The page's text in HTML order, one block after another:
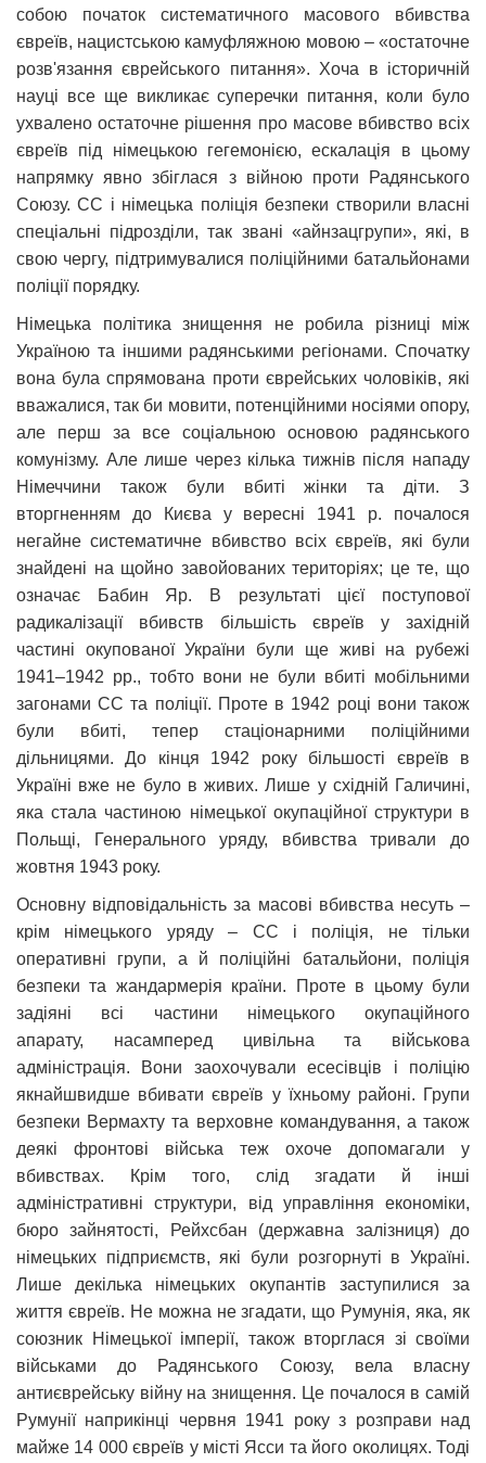
собою початок систематичного масового вбивства
євреїв, нацистською камуфляжною мовою – «остаточне
розв'язання єврейського питання». Хоча в історичній
науці все ще викликає суперечки питання, коли було
ухвалено остаточне рішення про масове вбивство всіх
євреїв під німецькою гегемонією, ескалація в цьому
напрямку явно збіглася з війною проти Радянського
Союзу. СС і німецька поліція безпеки створили власні
спеціальні підрозділи, так звані «айнзацгрупи», які, в
свою чергу, підтримувалися поліційними батальйонами
поліції порядку.
Німецька політика знищення не робила різниці між
Україною та іншими радянськими регіонами. Спочатку
вона була спрямована проти єврейських чоловіків, які
вважалися, так би мовити, потенційними носіями опору,
але перш за все соціальною основою радянського
комунізму. Але лише через кілька тижнів після нападу
Німеччини також були вбиті жінки та діти. З
вторгненням до Києва у вересні 1941 р. почалося
негайне систематичне вбивство всіх євреїв, які були
знайдені на щойно завойованих територіях; це те, що
означає Бабин Яр. В результаті цієї поступової
радикалізації вбивств більшість євреїв у західній
частині окупованої України були ще живі на рубежі
1941–1942 рр., тобто вони не були вбиті мобільними
загонами СС та поліції. Проте в 1942 році вони також
були вбиті, тепер стаціонарними поліційними
дільницями. До кінця 1942 року більшості євреїв в
Україні вже не було в живих. Лише у східній Галичині,
яка стала частиною німецької окупаційної структури в
Польщі, Генерального уряду, вбивства тривали до
жовтня 1943 року.
Основну відповідальність за масові вбивства несуть –
крім німецького уряду – СС і поліція, не тільки
оперативні групи, а й поліційні батальйони, поліція
безпеки та жандармерія країни. Проте в цьому були
задіяні всі частини німецького окупаційного
апарату, насамперед цивільна та військова
адміністрація. Вони заохочували есесівців і поліцію
якнайшвидше вбивати євреїв у їхньому районі. Групи
безпеки Вермахту та верховне командування, а також
деякі фронтові війська теж охоче допомагали у
вбивствах. Крім того, слід згадати й інші
адміністративні структури, від управління економіки,
бюро зайнятості, Рейхсбан (державна залізниця) до
німецьких підприємств, які були розгорнуті в Україні.
Лише декілька німецьких окупантів заступилися за
життя євреїв. Не можна не згадати, що Румунія, яка, як
союзник Німецької імперії, також вторглася зі своїми
військами до Радянського Союзу, вела власну
антиєврейську війну на знищення. Це почалося в самій
Румунії наприкінці червня 1941 року з розправи над
майже 14 000 євреїв у місті Ясси та його околицях. Тоді